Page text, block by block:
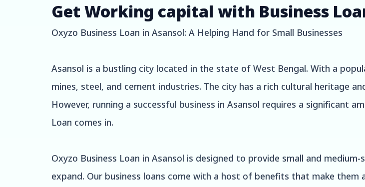
Get Working capital with Business
Oxyzo Business Loan in Asansol: A Helping Hand for Small Businesses
Asansol is a bustling city located in the state of West Bengal. With a
mines, steel, and cement industries. The city has a rich cultural heritage
However, running a successful business in Asansol requires a significant
Loan comes in.
Oxyzo Business Loan in Asansol is designed to provide small and
expand. Our business loans come with a host of benefits that make